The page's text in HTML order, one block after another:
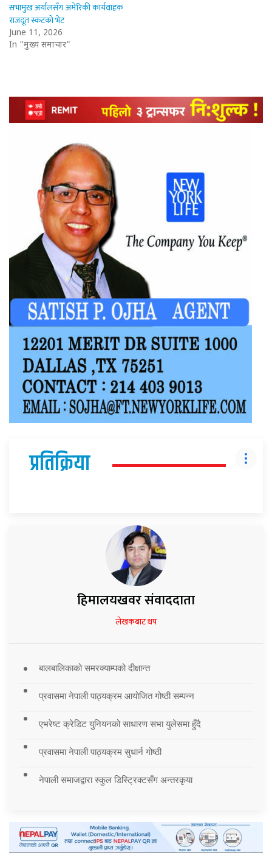
सभामुख अर्यालसँग अमेरिकी कार्यवाहक
राजदूत स्कटको भेट
June 11, 2026
In "मुख्य समाचार"
प्रतिक्रिया
हिमालयखवर संवाददाता
लेखकबाट थप
बालबालिकाको समरक्याम्पको दीक्षान्त
प्रवासमा नेपाली पाठ्यक्रम आयोजित गोष्ठी सम्पन्न
एभरेष्ट क्रेडिट युनियनको साधारण सभा युलेसमा हुँदै
प्रवासमा नेपाली पाठ्यक्रम सुधार्न गोष्ठी
नेपाली समाजद्वारा स्कुल डिस्ट्रिक्टसँग अन्तरकृया